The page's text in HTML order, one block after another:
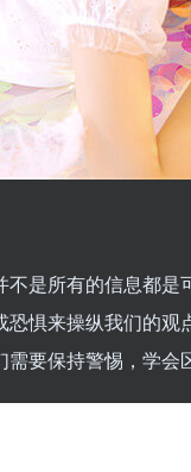
是所有的信息都
惧来操纵我们的
要保持警惕，学会